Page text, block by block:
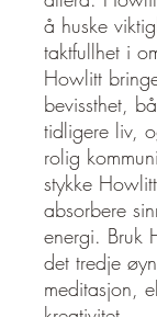
å huske
taktfullhet i
Howlitt
bevissthet,
tidligere liv,
rolig
stykke
absorbere
energi. Bruk
det tredje
meditasjon,
kreativitet.